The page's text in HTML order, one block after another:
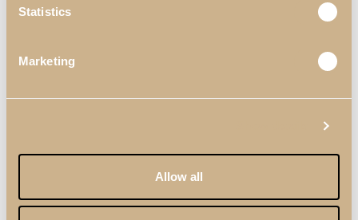
Statistics
Marketing
Allow all